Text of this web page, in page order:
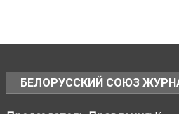
БЕЛОРУССКИЙ СОЮЗ